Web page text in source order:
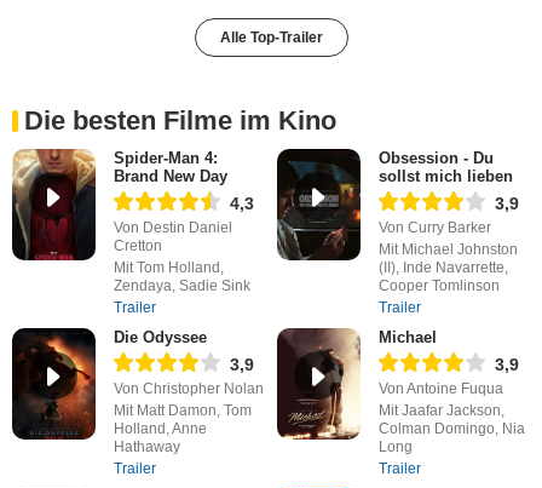
Alle Top-Trailer
Die besten Filme im Kino
Spider-Man 4:
Brand New Day
4,3
Von Destin Daniel
Cretton
Mit Tom Holland,
Zendaya, Sadie Sink
Trailer
Obsession - Du
sollst mich lieben
3,9
Von Curry Barker
Mit Michael Johnston
(II), Inde Navarrette,
Cooper Tomlinson
Trailer
Die Odyssee
3,9
Von Christopher Nolan
Mit Matt Damon, Tom
Holland, Anne
Hathaway
Trailer
Michael
3,9
Von Antoine Fuqua
Mit Jaafar Jackson,
Colman Domingo, Nia
Long
Trailer